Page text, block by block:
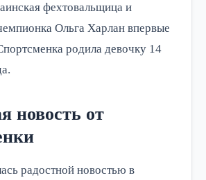
фехтовальщица и
Ольга Харлан впервые
родила девочку 14
новость от
радостной новостью в